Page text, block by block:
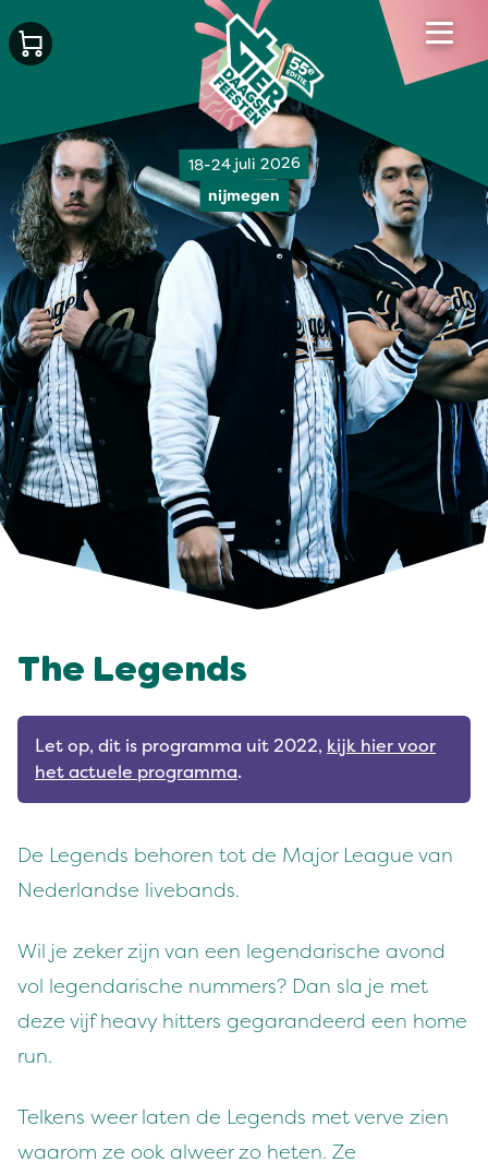
18-24 juli 2026
nijmegen
The Legends
Let op, dit is programma uit 2022, kijk hier voor
het actuele programma.
De Legends behoren tot de Major League van
Nederlandse livebands.
Wil je zeker zijn van een legendarische avond
vol legendarische nummers? Dan sla je met
deze vijf heavy hitters gegarandeerd een home
run.
Telkens weer laten de Legends met verve zien
waarom ze ook alweer zo heten. Ze